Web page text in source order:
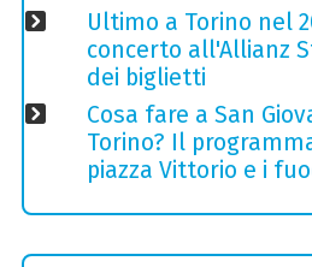
Ultimo a Torino nel
concerto all'Allianz
dei biglietti
Cosa fare a San
Torino? Il
piazza Vittorio e i